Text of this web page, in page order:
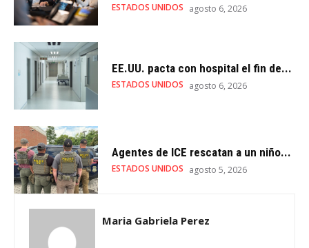
ESTADOS UNIDOS agosto 6, 2026
EE.UU. pacta con hospital el fin de...
ESTADOS UNIDOS agosto 6, 2026
Agentes de ICE rescatan a un niño...
ESTADOS UNIDOS agosto 5, 2026
Maria Gabriela Perez